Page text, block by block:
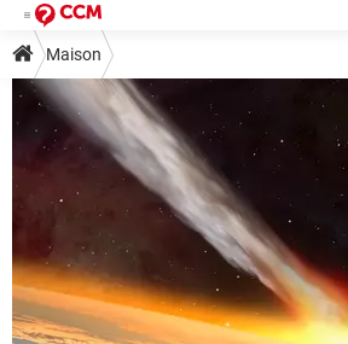
Maison